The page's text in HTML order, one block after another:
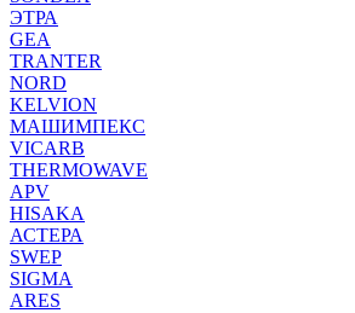
ЭТРА
GEA
TRANTER
NORD
KELVION
МАШИМПЕКС
VICARB
THERMOWAVE
APV
HISAKA
АСТЕРА
SWEP
SIGMA
ARES